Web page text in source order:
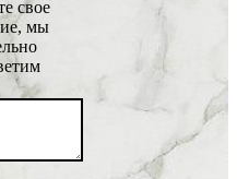
свое
мы